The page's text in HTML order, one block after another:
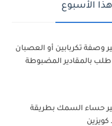
الأسبوع
وصفة تكربابين أو العصبان
طلب بالمقادير المضبوطة
حساء السمك بطريقة